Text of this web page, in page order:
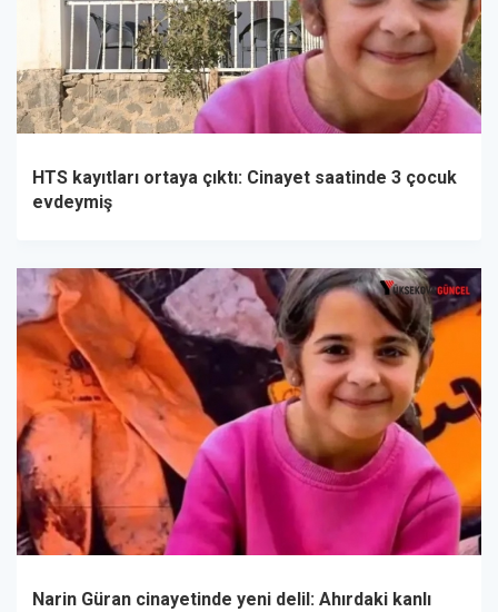
HTS kayıtları ortaya çıktı: Cinayet saatinde 3 çocuk
evdeymiş
Narin Güran cinayetinde yeni delil: Ahırdaki kanlı